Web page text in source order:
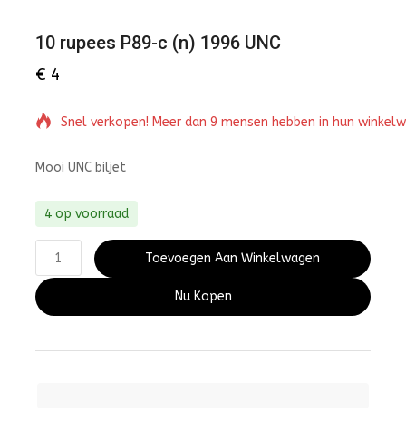
10 rupees P89-c (n) 1996 UNC
€ 4
Snel verkopen! Meer dan 9 mensen hebben in hun
Mooi UNC biljet
4 op voorraad
Toevoegen Aan Winkelwagen
Nu Kopen